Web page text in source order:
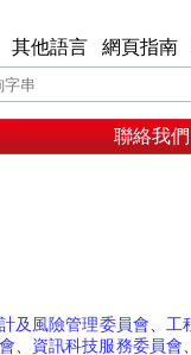
其他語言 網頁指南
聯絡我們